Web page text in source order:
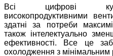
Всі цифрові
високопродуктивними
здатні за потреби
також інтелектуально
ефективності. Все це
охолодження з мінімальним